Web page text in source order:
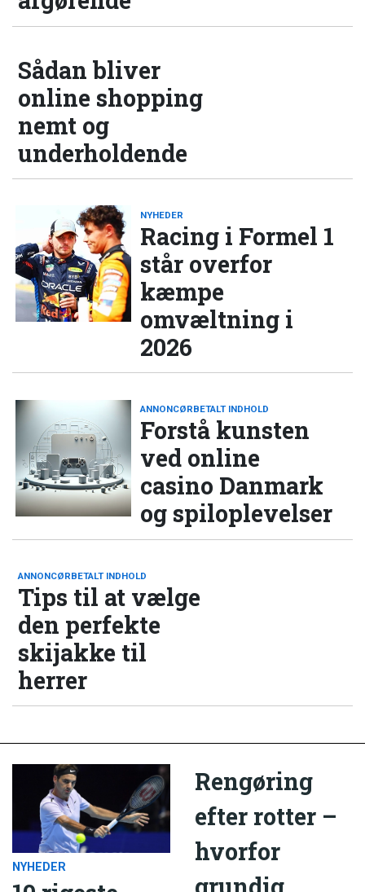
Sådan bliver
online shopping
nemt og
underholdende
NYHEDER
Racing i Formel 1
står overfor
kæmpe
omvæltning i
2026
ANNONCØRBETALT INDHOLD
Forstå kunsten
ved online
casino Danmark
og spiloplevelser
ANNONCØRBETALT INDHOLD
Tips til at vælge
den perfekte
skijakke til
herrer
NYHEDER
Rengøring
efter rotter –
hvorfor